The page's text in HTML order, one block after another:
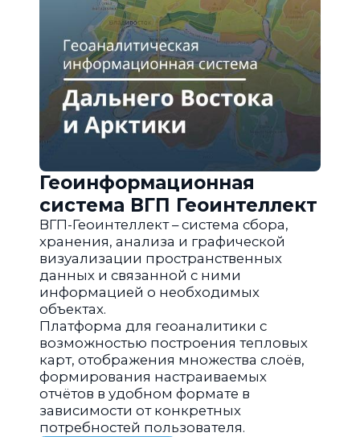
Геоинформационная
система ВГП Геоинтеллект
ВГП-Геоинтеллект – система сбора,
хранения, анализа и графической
визуализации пространственных
данных и связанной с ними
информацией о необходимых
объектах.
Платформа для геоаналитики с
возможностью построения тепловых
карт, отображения множества слоёв,
формирования настраиваемых
отчётов в удобном формате в
зависимости от конкретных
потребностей пользователя.